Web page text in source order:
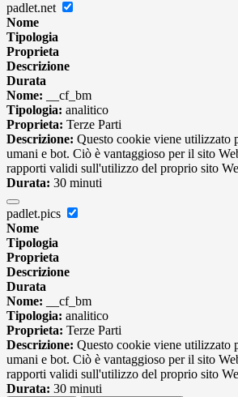
padlet.net
Nome
Tipologia
Proprieta
Descrizione
Durata
Nome: __cf_bm
Tipologia: analitico
Proprieta: Terze Parti
Descrizione: Questo cookie viene utilizzato
umani e bot. Ciò è vantaggioso per il sito
rapporti validi sull'utilizzo del proprio sito
Durata: 30 minuti
padlet.pics
Nome
Tipologia
Proprieta
Descrizione
Durata
Nome: __cf_bm
Tipologia: analitico
Proprieta: Terze Parti
Descrizione: Questo cookie viene utilizzato
umani e bot. Ciò è vantaggioso per il sito
rapporti validi sull'utilizzo del proprio sito
Durata: 30 minuti